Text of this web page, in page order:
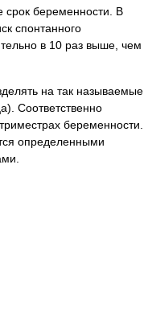
беременности. В
спонтанного
в 10 раз выше, чем
на так называемые
Соответственно
беременности.
определенными